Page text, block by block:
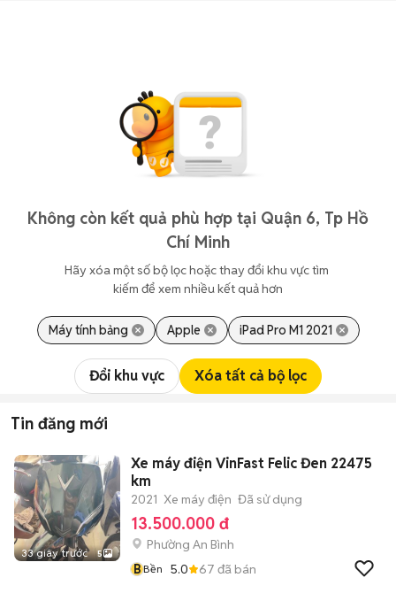
Không còn kết quả phù hợp tại Quận 6, Tp Hồ
Chí Minh
Hãy xóa một số bộ lọc hoặc thay đổi khu vực tìm
kiếm để xem nhiều kết quả hơn
Máy tính bảng Apple iPad Pro M1 2021
Đổi khu vực Xóa tất cả bộ lọc
Tin đăng mới
33 giây trước 5
Xe máy điện VinFast Felic Đen 22475
km
2021 Xe máy điện Đã sử dụng
13.500.000 đ
Phường An Bình
BBền 5.0 67 đã bán